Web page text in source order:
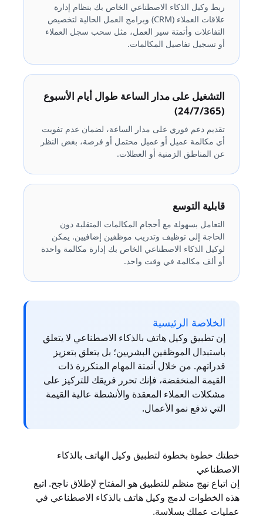
ربط وكيل الذكاء الاصطناعي الخاص بك بنظام إدارة
علاقات العملاء (CRM) وبرامج العمل الحالية لتخصيص
التفاعلات وأتمتة سير العمل، مثل سحب سجل العملاء
أو تسجيل تفاصيل المكالمات.
التشغيل على مدار الساعة طوال أيام الأسبوع
(24/7/365)
تقديم دعم فوري على مدار الساعة، لضمان عدم تفويت
أي مكالمة عميل أو عميل محتمل أو فرصة، بغض النظر
عن المناطق الزمنية أو العطلات.
قابلية التوسع
التعامل بسهولة مع أحجام المكالمات المتقلبة دون
الحاجة إلى توظيف وتدريب موظفين إضافيين. يمكن
لوكيل الذكاء الاصطناعي الخاص بك إدارة مكالمة واحدة
أو ألف مكالمة في وقت واحد.
الخلاصة الرئيسية
إن تطبيق وكيل هاتف بالذكاء الاصطناعي لا يتعلق
باستبدال الموظفين البشريين؛ بل يتعلق بتعزيز
قدراتهم. من خلال أتمتة المهام المتكررة ذات
القيمة المنخفضة، فإنك تحرر فريقك للتركيز على
مشكلات العملاء المعقدة والأنشطة عالية القيمة
التي تدفع نمو الأعمال.
خطتك خطوة بخطوة لتطبيق وكيل الهاتف بالذكاء
الاصطناعي
إن اتباع نهج منظم للتطبيق هو المفتاح لإطلاق ناجح. اتبع
هذه الخطوات لدمج وكيل هاتف بالذكاء الاصطناعي في
عمليات عملك بسلاسة.